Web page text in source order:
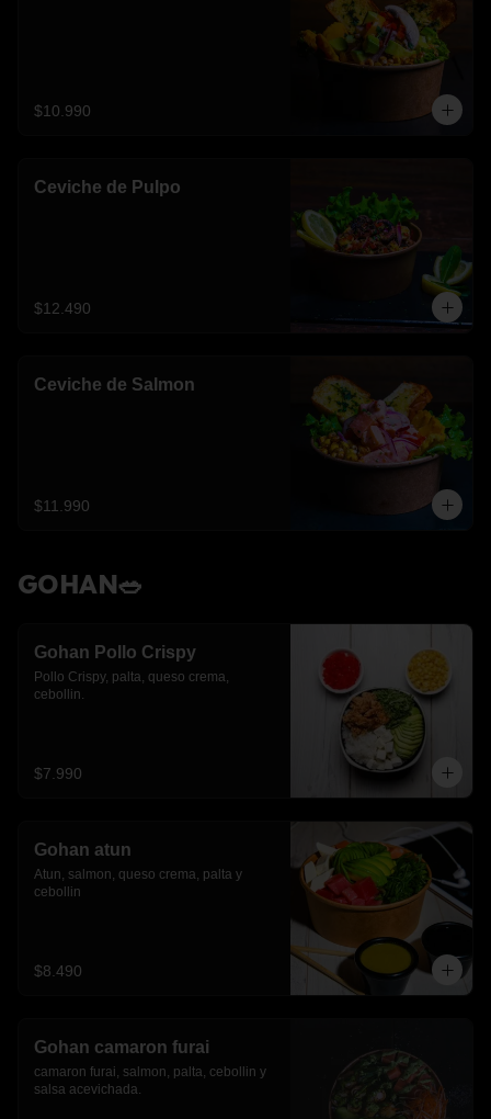
$10.990
Ceviche de Pulpo
$12.490
Ceviche de Salmon
$11.990
GOHAN🥗
Gohan Pollo Crispy
Pollo Crispy, palta, queso crema,
cebollin.
$7.990
Gohan atun
Atun, salmon, queso crema, palta y
cebollin
$8.490
Gohan camaron furai
camaron furai, salmon, palta, cebollin y
salsa acevichada.